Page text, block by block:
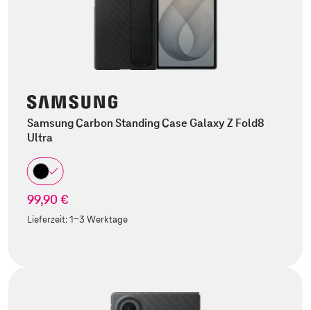
Samsung Carbon Standing Case Galaxy Z Fold8
Ultra
99,90 €
Lieferzeit:1-3 Werktage